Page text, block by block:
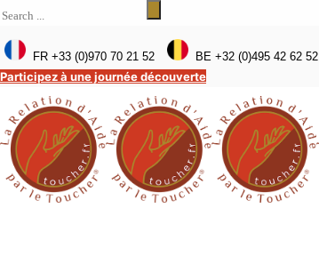
FR +33 (0)970 70 21 52 BE +32 (0)495 42 62 52
Participez à une journée découverte